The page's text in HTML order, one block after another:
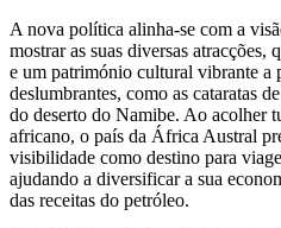
A nova política alinha-se com a
mostrar as suas diversas atracções,
e um património cultural vibrante a
deslumbrantes, como as cataratas
do deserto do Namibe. Ao acolher
africano, o país da África Austral
visibilidade como destino para
ajudando a diversificar a sua
das receitas do petróleo.